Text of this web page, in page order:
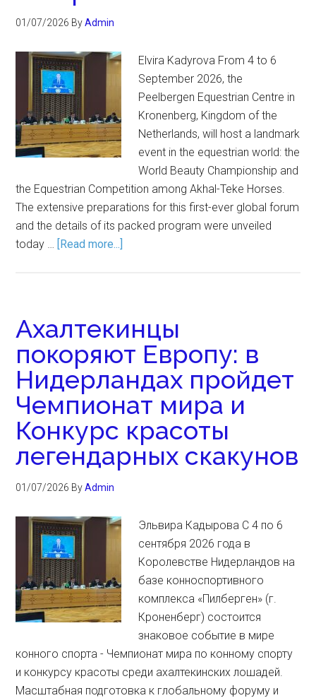
01/07/2026 ByAdmin
Elvira Kadyrova From 4 to 6
September 2026, the
Peelbergen Equestrian Centre in
Kronenberg, Kingdom of the
Netherlands, will host a landmark
event in the equestrian world: the
World Beauty Championship and
the Equestrian Competition among Akhal-Teke Horses.
The extensive preparations for this first-ever global forum
and the details of its packed program were unveiled
today … [Read more...]
Ахалтекинцы
покоряют Европу: в
Нидерландах пройдет
Чемпионат мира и
Конкурс красоты
легендарных скакунов
01/07/2026 ByAdmin
Эльвира Кадырова С 4 по 6
сентября 2026 года в
Королевстве Нидерландов на
базе конноспортивного
комплекса «Пилберген» (г.
Кроненберг) состоится
знаковое событие в мире
конного спорта - Чемпионат мира по конному спорту
и конкурсу красоты среди ахалтекинских лошадей.
Масштабная подготовка к глобальному форуму и